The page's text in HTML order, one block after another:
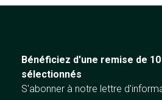
Bénéficiez d'une remise de
sélectionnés
S'abonner à notre lettre